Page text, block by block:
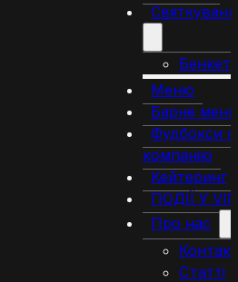
Меню
Барне
Фудбокси
компанію
Кейтеринг
ПОДІЇ У
Про нас
Статті